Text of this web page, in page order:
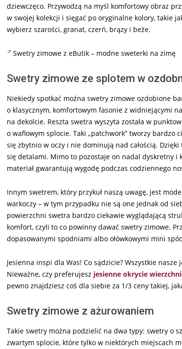
dziewczęco. Przywodzą na myśl komfortowy obraz
w swojej kolekcji i sięgać po oryginalne kolory, takie
wybierz szarości, granat, czerń, brązy i beże.
Swetry zimowe z eButik – modne sweterki na zimę
Swetry zimowe ze splotem w
Niekiedy spotkać można swetry zimowe ozdobione
o klasycznym, komfortowym fasonie z widniejącymi
na dekolcie. Reszta swetra wyszyta została w
o waflowym splocie. Taki „patchwork” tworzy bardzo
się zbytnio w oczy i nie dominują nad całością.
się detalami. Mimo to pozostaje on nadal dyskretny i
materiał gwarantują wygodę podczas codziennego
Innym swetrem, który przykuł naszą uwagę, jest
warkoczy – w tym przypadku nie są one jednak od
powierzchni swetra bardzo ciekawie wyglądającą
komfort, czyli to co powinny dawać swetry zimowe.
dopasowanymi spodniami albo ołówkowymi mini
Jesienna inspi dla Was! Co sądzicie? Wszystkie nasze
Nieważne, czy preferujesz jesienne okrycie
pewno znajdziesz coś dla siebie za 1/3 ceny takiej,
Swetry zimowe z ażurowaniem
Takie swetry można podzielić na dwa typy: swetry o
zwartym splocie, które tylko w niektórych miejscach